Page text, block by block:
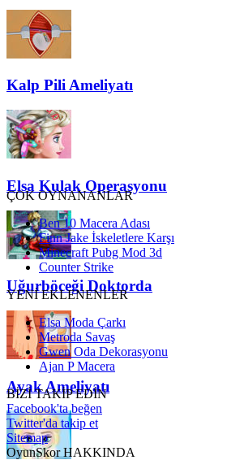
Kalp Pili Ameliyatı
Elsa Kulak Operasyonu
Uğurböceği Doktorda
Ayak Ameliyatı
ÇOK OYNANANLAR
Ben 10 Macera Adası
Finn Jake İskeletlere Karşı
Minecraft Pubg Mod 3d
Counter Strike
YENİ EKLENENLER
Elsa Moda Çarkı
Metroda Savaş
Gwen Oda Dekorasyonu
Ajan P Macera
BİZİ TAKİP EDİN
Facebook'ta beğen
Twitter'da takip et
Sitemap
OyunSkor HAKKINDA